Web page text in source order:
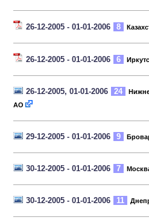
26-12-2005 - 01-01-2006 8
26-12-2005 - 01-01-2006 6
26-12-2005, 01-01-2006 24
АО
29-12-2005 - 01-01-2006 9
30-12-2005 - 01-01-2006 7
30-12-2005 - 01-01-2006 11